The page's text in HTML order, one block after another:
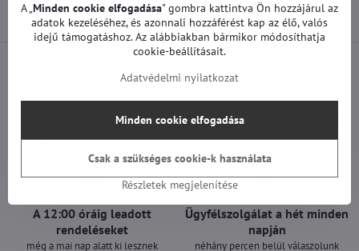
Minden termékünket
teszteljük
100%-os működőképességet
Szállítás csak 1490 Ft
25 000 Ft felett ingyenes a szállítás
A 12:00 óráig leadott
rendeléseket
még a mai nap alatt ki lesznek
Ügyfélszolgálat a hét minden
napján
néhány percen belül válaszolunk
A „ Minden cookie elfogadása" gombra kattintva Ön hozzájárul az
adatok kezeléséhez, és azonnali hozzáférést kap az élő, valós
idejű támogatáshoz. Az alábbiakban bármikor módosíthatja
cookie-beállításait.
Adatvédelmi nyilatkozat
Részletek megjelenítése
Minden cookie elfogadása
Csak a szükséges cookie-k használata